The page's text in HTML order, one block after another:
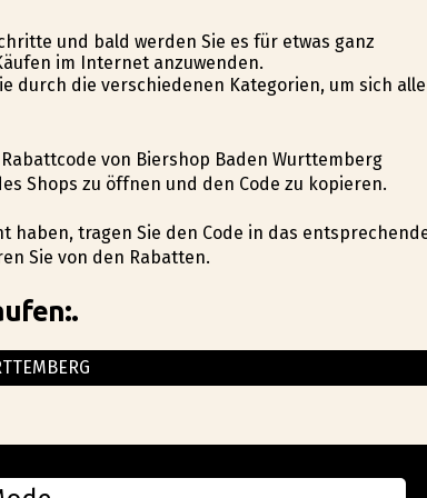
und bald werden Sie es für etwas ganz
im Internet anzuwenden.
durch die verschiedenen Kategorien, um sich alle
von Biershop Baden Wurttemberg
Shops zu öffnen und den Code zu kopieren.
haben, tragen Sie den Code in das
Sie von den Rabatten.